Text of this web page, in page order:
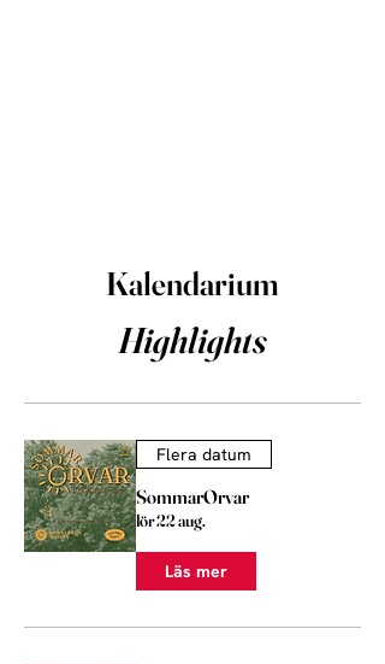
Kalendarium
Highlights
Flera datum
SommarOrvar
lör 22 aug.
Läs mer